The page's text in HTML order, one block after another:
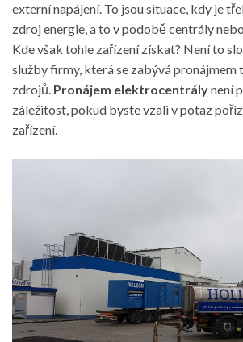
externí napájení. To jsou situace, kdy je
zdroj energie, a to v podobě centrály
Kde však tohle zařízení získat? Není to
služby firmy, která se zabývá pronájmem
zdrojů. Pronájem elektrocentrálynení
záležitost, pokud byste vzali v potaz
zařízení.